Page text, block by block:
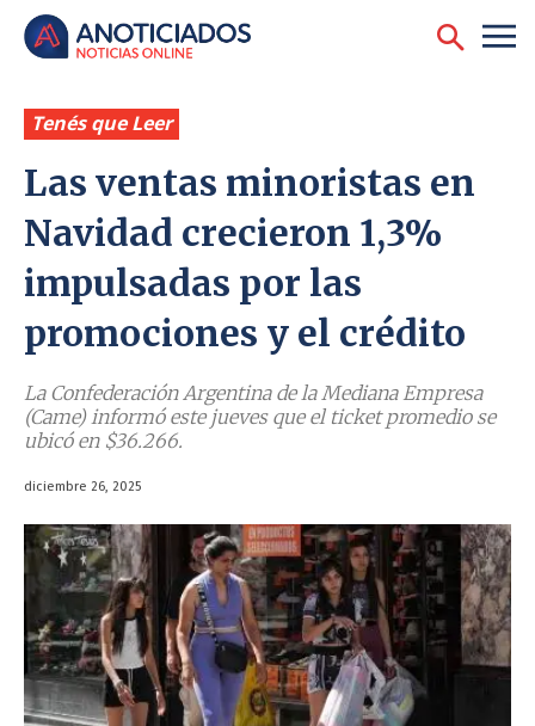
Tenés que Leer
Las ventas minoristas en
Navidad crecieron 1,3%
impulsadas por las
promociones y el crédito
La Confederación Argentina de la Mediana Empresa
(Came) informó este jueves que el ticket promedio se
ubicó en $36.266.
diciembre 26, 2025